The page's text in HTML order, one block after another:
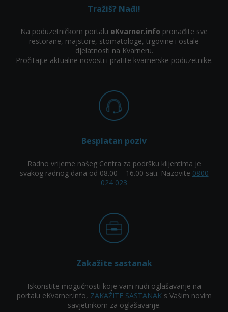
Tražiš? Nađi!
Na poduzetničkom portalu eKvarner.info pronađite sve
restorane, majstore, stomatologe, trgovine i ostale
djelatnosti na Kvarneru.
Pročitajte aktualne novosti i pratite kvarnerske poduzetnike.
Besplatan poziv
Radno vrijeme našeg Centra za podršku klijentima je
svakog radnog dana od 08.00 – 16.00 sati. Nazovite 0800
024 023
Zakažite sastanak
Iskoristite mogućnosti koje vam nudi oglašavanje na
portalu eKvarner.info, ZAKAŽITE SASTANAKs Vašim novim
savjetnikom za oglašavanje.